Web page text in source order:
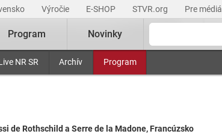
Výročie E-SHOP STVR.org Pre médiá
NR SR Archív Program
Program Novinky
de Rothschild a Serre de la Madone, Francúzsko